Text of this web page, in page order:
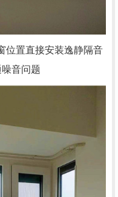
位置直接安装逸静隔音
音问题